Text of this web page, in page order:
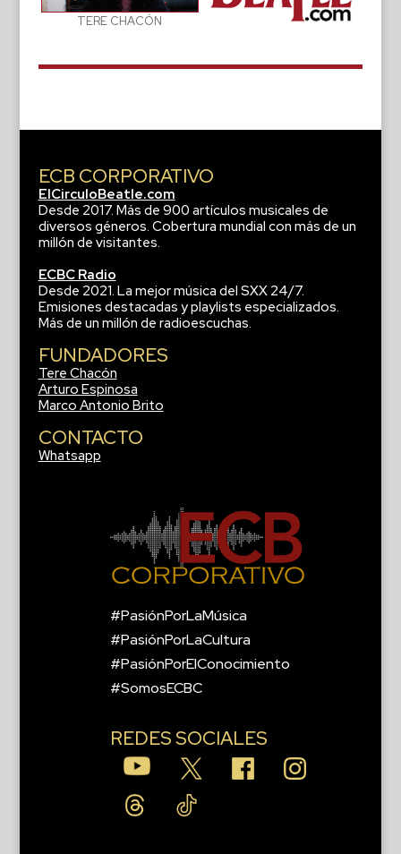
TERE CHACÓN
ECB CORPORATIVO
ElCirculoBeatle.com
Desde 2017. Más de 900 artículos musicales de
diversos géneros. Cobertura mundial con más de un
millón de visitantes.
ECBC Radio
Desde 2021. La mejor música del SXX 24/7.
Emisiones destacadas y playlists especializados.
Más de un millón de radioescuchas.
FUNDADORES
Tere Chacón
Arturo Espinosa
Marco Antonio Brito
CONTACTO
Whatsapp
#PasiónPorLaMúsica
#PasiónPorLaCultura
#PasiónPorElConocimiento
#SomosECBC
REDES SOCIALES